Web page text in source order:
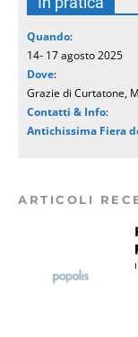
Quando:
14- 17 agosto 2025
Dove:
Grazie di Curtatone,
Contatti & Info:
Antichissima Fiera
ARTICOLI